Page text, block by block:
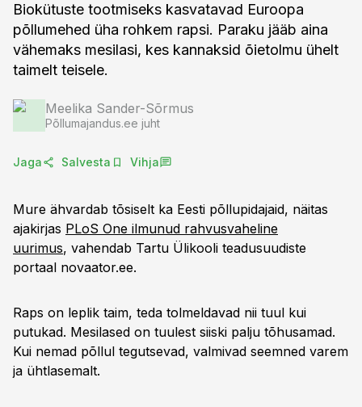
Biokütuste tootmiseks kasvatavad Euroopa
põllumehed üha rohkem rapsi. Paraku jääb aina
vähemaks mesilasi, kes kannaksid õietolmu ühelt
taimelt teisele.
Meelika Sander-Sõrmus
Põllumajandus.ee juht
Jaga Salvesta Vihja
Mure ähvardab tõsiselt ka Eesti põllupidajaid, näitas
ajakirjas PLoS One ilmunud rahvusvaheline
uurimus, vahendab Tartu Ülikooli teadusuudiste
portaal novaator.ee.
Raps on leplik taim, teda tolmeldavad nii tuul kui
putukad. Mesilased on tuulest siiski palju tõhusamad.
Kui nemad põllul tegutsevad, valmivad seemned varem
ja ühtlasemalt.